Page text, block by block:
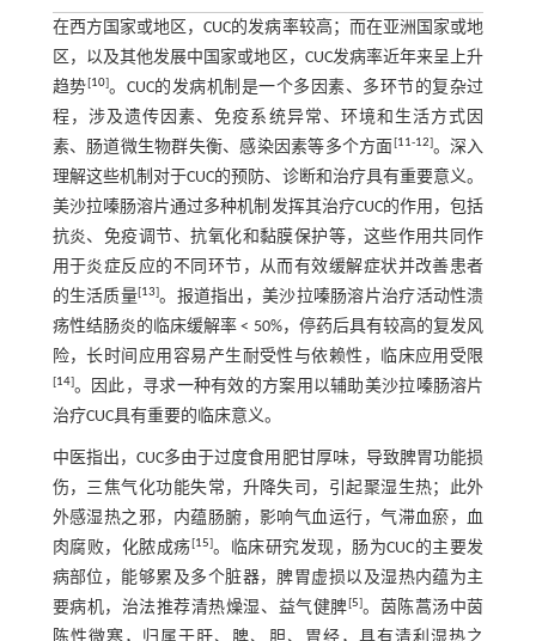
在西方国家或地区，CUC的发病率较高；而在亚洲国家或地
区，以及其他发展中国家或地区，CUC发病率近年来呈上升
趋势[10]。CUC的发病机制是一个多因素、多环节的复杂过
程，涉及遗传因素、免疫系统异常、环境和生活方式因
素、肠道微生物群失衡、感染因素等多个方面 [11-12]。深入
理解这些机制对于CUC的预防、诊断和治疗具有重要意义。
美沙拉嗪肠溶片通过多种机制发挥其治疗CUC的作用，包括
抗炎、免疫调节、抗氧化和黏膜保护等，这些作用共同作
用于炎症反应的不同环节，从而有效缓解症状并改善患者
的生活质量[13]。报道指出，美沙拉嗪肠溶片治疗活动性溃
疡性结肠炎的临床缓解率 < 50%，停药后具有较高的复发风
险，长时间应用容易产生耐受性与依赖性，临床应用受限
[14]。因此，寻求一种有效的方案用以辅助美沙拉嗪肠溶片
治疗CUC具有重要的临床意义。
中医指出，CUC多由于过度食用肥甘厚味，导致脾胃功能损
伤，三焦气化功能失常，升降失司，引起聚湿生热；此外
外感湿热之邪，内蕴肠腑，影响气血运行，气滞血瘀，血
肉腐败，化脓成疡 [15]。临床研究发现，肠为CUC的主要发
病部位，能够累及多个脏器，脾胃虚损以及湿热内蕴为主
要病机，治法推荐清热燥湿、益气健脾[5]。茵陈蒿汤中茵